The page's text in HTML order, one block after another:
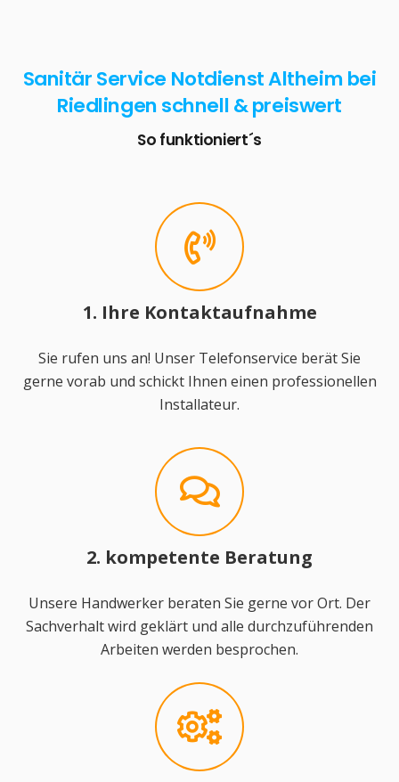
Sanitär Service Notdienst Altheim bei
Riedlingen schnell & preiswert
So funktioniert´s
1. Ihre Kontaktaufnahme
Sie rufen uns an! Unser Telefonservice berät Sie
gerne vorab und schickt Ihnen einen professionellen
Installateur.
2. kompetente Beratung
Unsere Handwerker beraten Sie gerne vor Ort. Der
Sachverhalt wird geklärt und alle durchzuführenden
Arbeiten werden besprochen.